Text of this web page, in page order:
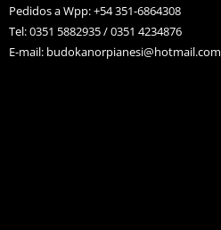
Pedidos a Wpp: +54 351-6864308
Tel: 0351 5882935 / 0351 4234876
E-mail: budokanorpianesi@hotmail.com